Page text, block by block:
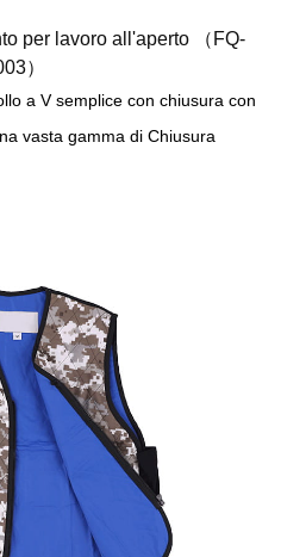
per lavoro all'aperto （FQ-
）
a V semplice con chiusura con
vasta gamma di Chiusura